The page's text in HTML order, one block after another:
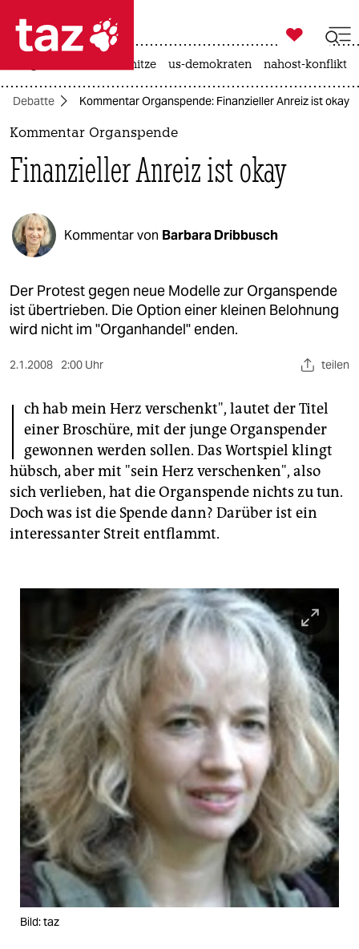
 taz zahl ich
taz zahl ich
politik
öko
gesellschaft
kultur
sport
berlin
wahrheit
verlag
verlag
veranstaltungen
fragen & hilfe
unterstützen
abo
genossenschaft
epaper login

taz zahl ich
hitze us-demokraten nahost-konflikt
Debatte Kommentar Organspende: Finanzieller Anreiz ist okay
Kommentar Organspende
Finanzieller Anreiz ist okay
Kommentar von Barbara Dribbusch
Der Protest gegen neue Modelle zur Organspende
ist übertrieben. Die Option einer kleinen Belohnung
wird nicht im "Organhandel" enden.
2.1.2008 2:00 Uhr teilen
I ch hab mein Herz verschenkt", lautet der Titel
einer Broschüre, mit der junge Organspender
gewonnen werden sollen. Das Wortspiel klingt
hübsch, aber mit "sein Herz verschenken", also
sich verlieben, hat die Organspende nichts zu tun.
Doch was ist die Spende dann? Darüber ist ein
interessanter Streit entflammt.
Bild: taz